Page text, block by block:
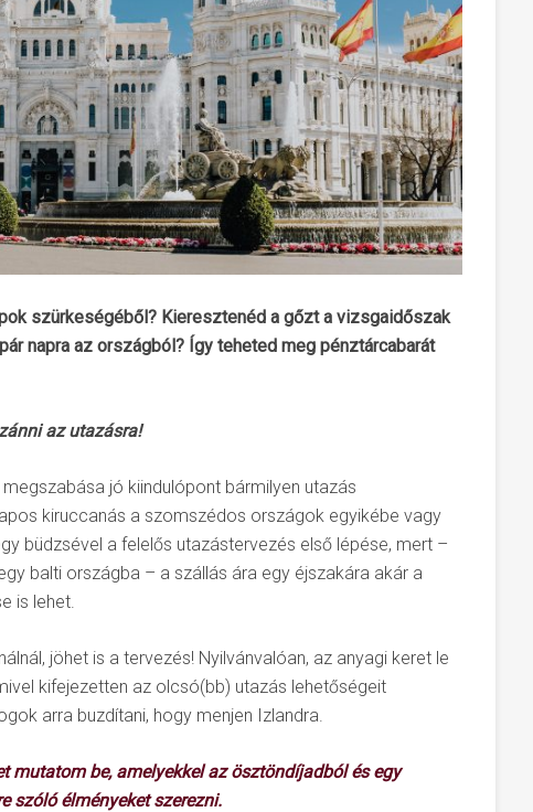
szürkeségéből? Kieresztenéd a gőzt a vizsgaidőszak
napra az országból? Így teheted meg pénztárcabarát
az utazásra!
jó kiindulópont bármilyen utazás
kiruccanás a szomszédos országok egyikébe vagy
büdzsével a felelős utazástervezés első lépése, mert –
balti országba – a szállás ára egy éjszakára akár a
is lehet.
jöhet is a tervezés! Nyilvánvalóan, az anyagi keret le
kifejezetten az olcsó(bb) utazás lehetőségeit
arra buzdítani, hogy menjen Izlandra.
mutatom be, amelyekkel az ösztöndíjadból és egy
szóló élményeket szerezni.